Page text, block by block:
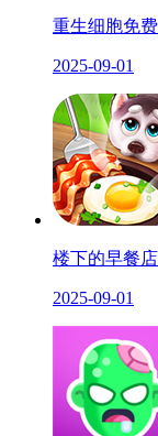
重生细胞免
2025-09-01
楼下的早餐
2025-09-01